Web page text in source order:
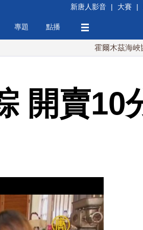
新唐人影音 | 大賽 |
專題 點播
霍爾木茲海峽協議將
開賣10